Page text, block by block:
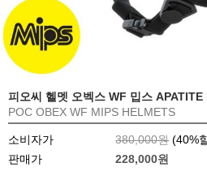
피오씨 헬멧 오벡스 WF 밉스 APATITE
POC OBEX WF MIPS HELMETS
소비자가 380,000원 (40%
판매가
228,000원